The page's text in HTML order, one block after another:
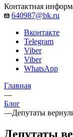
Контактная
640987@bk.ru
Вконтакте
Telegram
Viber
Viber
WhatsApp
Главная
—
Блог
—Депутаты
Депутаты